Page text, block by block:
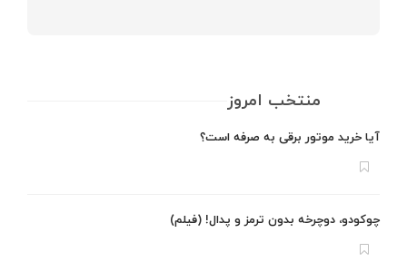
منتخب امروز
آیا خرید موتور برقی به صرفه است؟
چوکودو، دوچرخه بدون ترمز و پدال! (فیلم)